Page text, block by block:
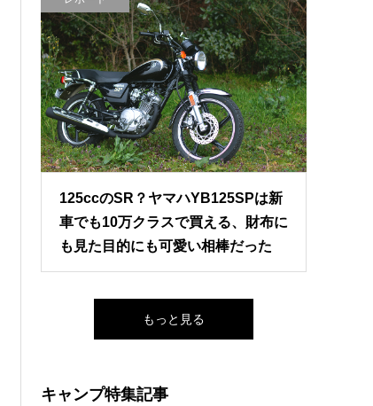
125ccのSR？ヤマハYB125SPは新
車でも10万クラスで買える、財布に
も見た目的にも可愛い相棒だった
もっと見る
キャンプ特集記事